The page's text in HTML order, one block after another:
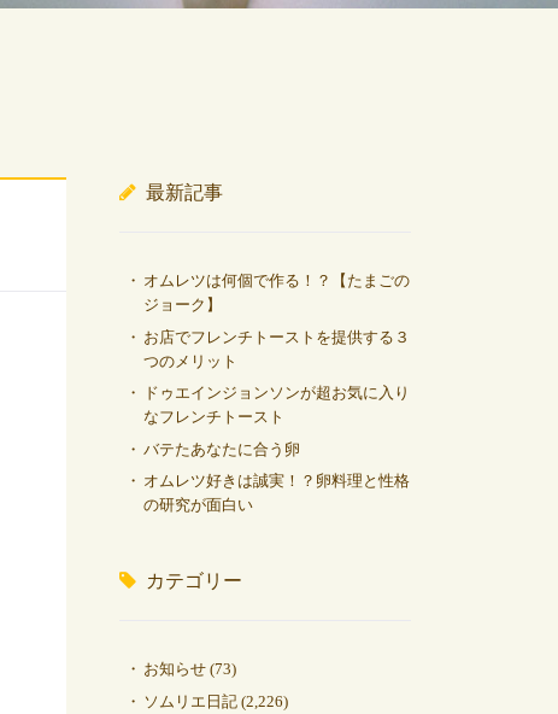
最新記事
オムレツは何個で作る！？【たまごの
ジョーク】
お店でフレンチトーストを提供する３
つのメリット
ドゥエインジョンソンが超お気に入り
なフレンチトースト
バテたあなたに合う卵
オムレツ好きは誠実！？卵料理と性格
の研究が面白い
カテゴリー
お知らせ (73)
ソムリエ日記 (2,226)